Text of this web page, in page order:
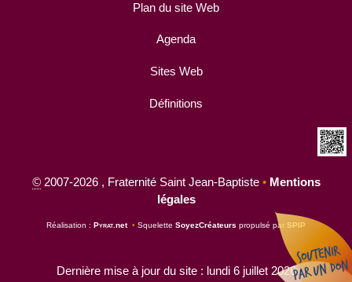
Plan du site Web
Agenda
Sites Web
Définitions
©2007-2026 , Fraternité Saint Jean-Baptiste • Mentions
légales
Réalisation : Pyrat.net • Squelette SoyezCréateurs propulsé par SPIP
Dernière mise à jour du site : lundi 6 juillet 2026